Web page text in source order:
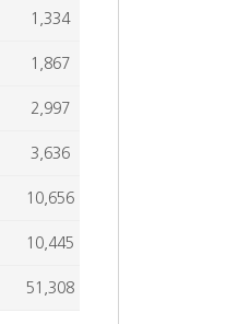
1,334
1,867
2,997
3,636
10,656
10,445
51,308